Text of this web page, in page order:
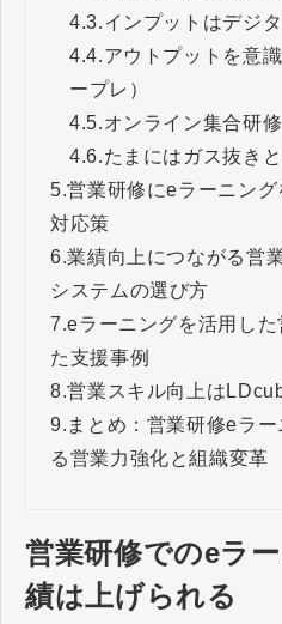
4.3.インプットはデジ
4.4.アウトプットを意
ープレ）
4.5.オンライン集合研
4.6.たまにはガス抜き
5.営業研修にeラーニン
対応策
6.業績向上につながる営
システムの選び方
7.eラーニングを活用し
た支援事例
8.営業スキル向上は
9. まとめ：営業研修eラ
る営業力強化と組織変革
営業研修でのeラ
績は上げられる